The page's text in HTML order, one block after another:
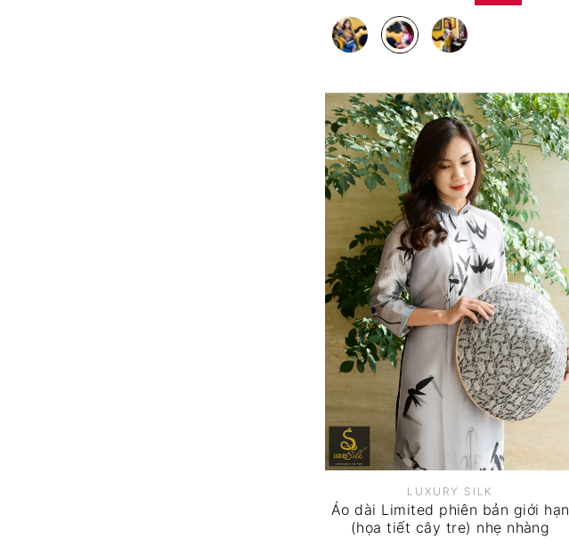
LUXURY SILK
Áo dài Limited phiên bản giới hạn
(họa tiết cây tre) nhẹ nhàng